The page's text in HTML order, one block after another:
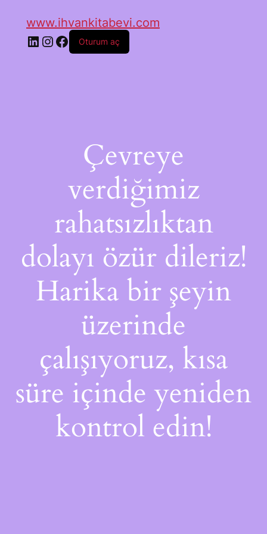
www.ihvankitabevi.com
Oturum aç
Çevreye
verdiğimiz
rahatsızlıktan
dolayı özür dileriz!
Harika bir şeyin
üzerinde
çalışıyoruz, kısa
süre içinde yeniden
kontrol edin!